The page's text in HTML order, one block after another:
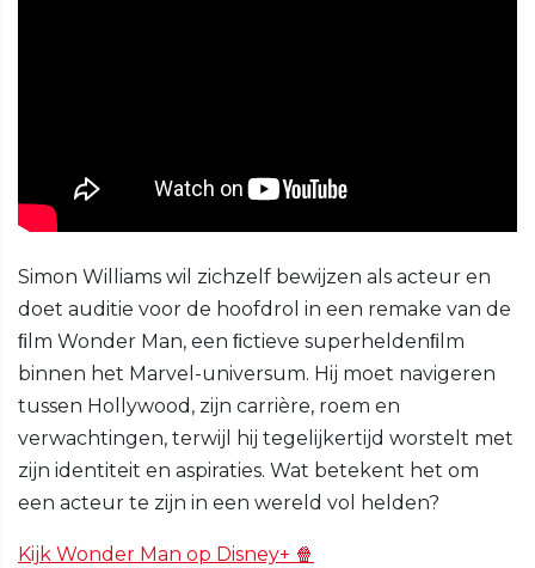
Simon Williams wil zichzelf bewijzen als acteur en
doet auditie voor de hoofdrol in een remake van de
ﬁlm Wonder Man, een ﬁctieve superheldenﬁlm
binnen het Marvel-universum. Hij moet navigeren
tussen Hollywood, zijn carrière, roem en
verwachtingen, terwijl hij tegelijkertijd worstelt met
zijn identiteit en aspiraties. Wat betekent het om
een acteur te zijn in een wereld vol helden?
Kijk Wonder Man op Disney+ 🍿